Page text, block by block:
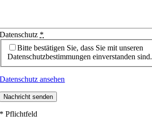
Datenschutz *
Bitte bestätigen Sie, dass Sie mit unseren
Datenschutzbestimmungen einverstanden sind.
Datenschutz ansehen
Nachricht senden
* Pflichtfeld